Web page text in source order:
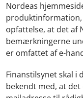
Nordeas
opfattelse, at det af
bemærkningerne
er omfattet af e-
Finanstilsynet skal i
bekendt med, at